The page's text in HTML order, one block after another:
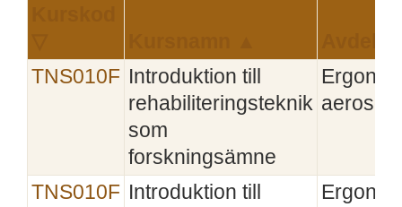
TNS010F
Introduktion till
rehabiliteringsteknik
som
forskningsämne
TNS010F
Introduktion till